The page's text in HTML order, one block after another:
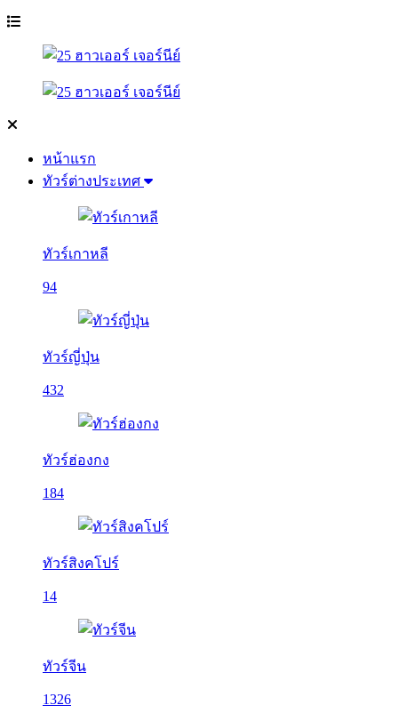
หน้าแรก
ทัวร์ต่างประเทศ
ทัวร์เกาหลี
94
ทัวร์ญี่ปุ่น
432
ทัวร์ฮ่องกง
184
ทัวร์สิงคโปร์
14
ทัวร์จีน
1326